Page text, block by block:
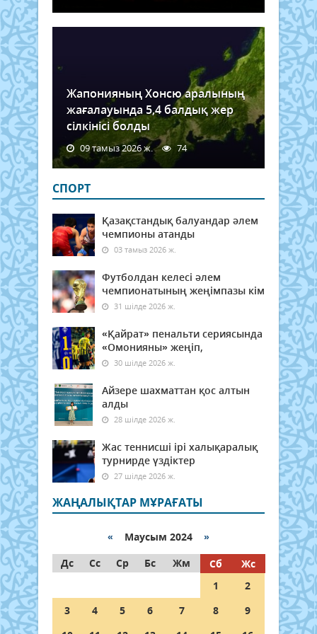
Жапонияның Хонсю аралының
жағалауында 5,4 балдық жер
сілкінісі болды
09 тамыз 2026 ж. 74
СПОРТ
Қазақстандық балуандар әлем
чемпионы атанды
03 тамыз 2026 ж.
Футболдан келесі әлем
чемпионатының жеңімпазы кім
31 шілде 2026 ж.
«Қайрат» пенальти сериясында
«Омонияны» жеңіп,
30 шілде 2026 ж.
Айзере шахматтан қос алтын
алды
28 шілде 2026 ж.
Жас теннисші ірі халықаралық
турнирде үздіктер
27 шілде 2026 ж.
ЖАҢАЛЫҚТАР МҰРАҒАТЫ
« Маусым 2024 »
Дс
Сс Ср Бс Жм Сб
Жс
1
2
3
4 5 6 7 8
9